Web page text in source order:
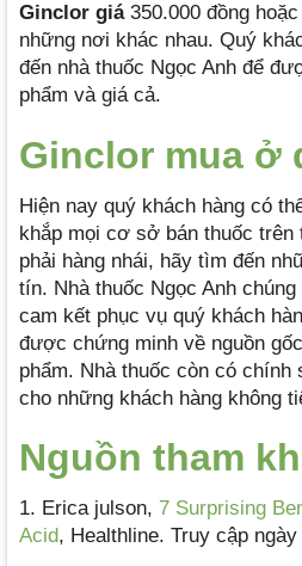
Ginclor giá350.000 đồng
những nơi khác nhau. Quý
đến nhà thuốc Ngọc Anh để
phẩm và giá cả.
Ginclor mua ở
Hiện nay quý khách hàng có
khắp mọi cơ sở bán thuốc
phải hàng nhái, hãy tìm đến
tín. Nhà thuốc Ngọc Anh
cam kết phục vụ quý khách
được chứng minh về nguồn
phẩm. Nhà thuốc còn có chính
cho những khách hàng không
Nguồn tham
1. Erica julson, 7 Surprising
Acid, Healthline. Truy cập ngày